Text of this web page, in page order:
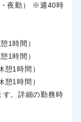
夜勤） ※週40時
1時間）
1時間）
憩1時間）
憩1時間）
。詳細の勤務時